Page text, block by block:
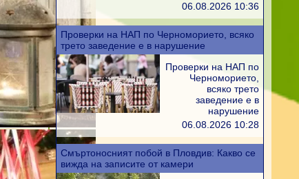
06.08.2026 10:36
Проверки на НАП по Черноморието, всяко
трето заведение е в нарушение
Проверки на НАП по
Черноморието,
всяко трето
заведение е в
нарушение
06.08.2026 10:28
Смъртоносният побой в Пловдив: Какво се
вижда на записите от камери